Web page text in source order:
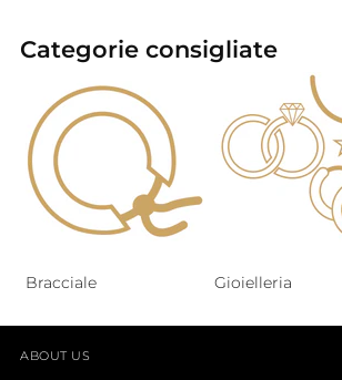
Categorie consigliate
Bracciale Gioielleria
ABOUT US